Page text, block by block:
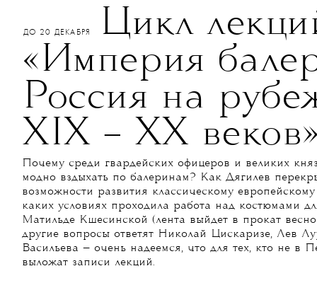
Цикл
«Империя
Россия на
XIX – XX
ДО 20 ДЕКАБРЯ
Почему среди гвардейских офицеров и великих
модно вздыхать по балеринам? Как Дягилев
возможности развития классическому
каких условиях проходила работа над костюмами
Матильде Кшесинской (лента выйдет в прокат
другие вопросы ответят Николай Цискаризе, Лев
Васильева — очень надеемся, что для тех, кто не в
выложат записи лекций.